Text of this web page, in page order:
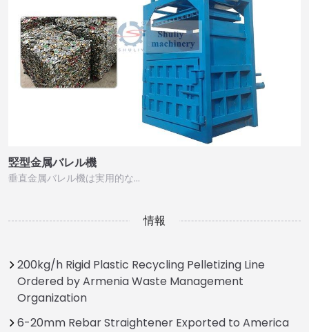
竪型金属バレル機
垂直金属バレル機は実用的な…
情報
200kg/h Rigid Plastic Recycling Pelletizing Line
Ordered by Armenia Waste Management
Organization
6-20mm Rebar Straightener Exported to America